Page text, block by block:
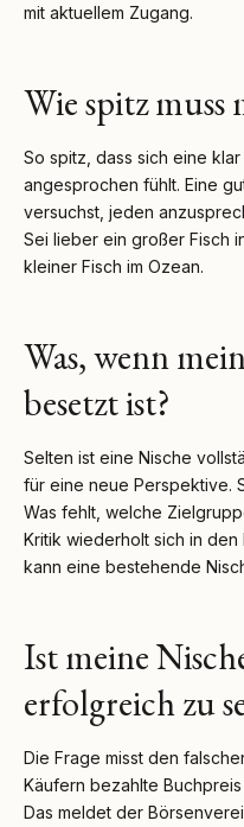
mit aktuellem Zugang.
Wie spitz muss
So spitz, dass sich eine
angesprochen fühlt. Eine
versuchst, jeden
Sei lieber ein großer Fisch
kleiner Fisch im Ozean.
Was, wenn
besetzt ist?
Selten ist eine Nische
für eine neue Perspektive.
Was fehlt, welche
Kritik wiederholt sich in
kann eine bestehende
Ist meine
erfolgreich zu
Die Frage misst den
Käufern bezahlte Buchpreis
Das meldet der